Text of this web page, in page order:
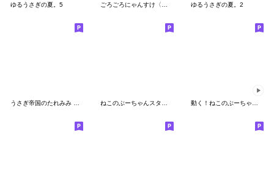
ゆるうさぎの夏。5 ゆるうさぎの夏。2